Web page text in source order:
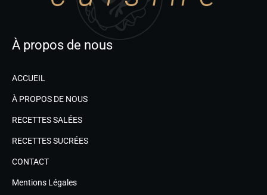
À propos de nous
ACCUEIL
À PROPOS DE NOUS
RECETTES SALÉES
RECETTES SUCRÉES
CONTACT
Mentions Légales